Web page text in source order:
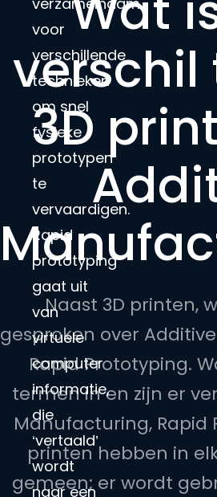
verschil
3D
Naast 3D printen,
gesproken over
Rapid Prototyping.
termen in en zijn er
Manufacturing, Rapid
printen hebben in
gemeen; er wordt
voor
verschillende
technieken
om snel
fysieke
prototypen
te
vervaardigen.
Rapid
prototyping
gaat uit
van
virtuele
computer
informatie,
die
‘vertaald’
wordt
naar een